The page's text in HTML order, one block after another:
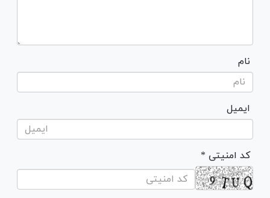
نام
ایمیل
* کد امنیتی